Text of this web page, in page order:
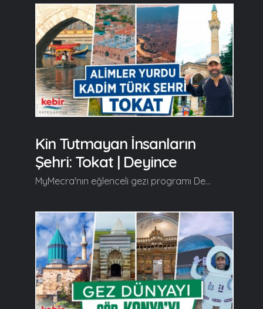
Kin Tutmayan İnsanların
Şehri: Tokat | Deyince
MyMecra'nın eğlenceli gezi programı Deyince'nin yeni durağı alimler yurdu, şairler yatağı, on beşliler diyarı, tarihi kadim Türk şehri Tokat oluyor. Deyince, yeni bölümünde tarihi ve manevi güzellikleriyle herkesi hayran bırakan Garipler Camii, Taşhan, Tokat Kültür ve Sanat Evi, Halit Sokak, Sık Dişini Helası, Ulu Camii, Ali Paşa Camii, Şeyh Şirvâni Hazretleri Kabristanı, Gıjgıj Tepesi, Hıdırlık Köprüsü, Tokat Şehir Müzesi, Alaca Mescid, Saat Kulesi, Tokat Mevlevihanesi, Gazi Osman Paşa Plevne Müzesi, Atatürk Evi ve Etnoğrafya Müzesi'nin en özel yanlarını izleyiciyle buluşturuyor... Devamı videoda... Gelin, Beraber Yürüyelim...